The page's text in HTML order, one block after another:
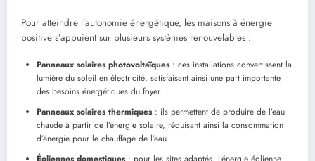
Pour atteindre l’autonomie énergétique, les maisons à énergie
positive s’appuient sur plusieurs systèmes renouvelables :
Panneaux solaires photovoltaïques: ces installations convertissent la
lumière du soleil en électricité, satisfaisant ainsi une part importante
des besoins énergétiques du foyer.
Panneaux solaires thermiques: ils permettent de produire de l’eau
chaude à partir de l’énergie solaire, réduisant ainsi la consommation
d’énergie pour le chauffage de l’eau.